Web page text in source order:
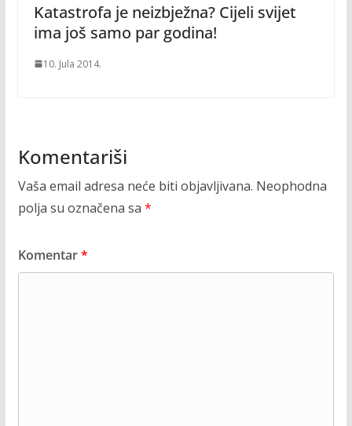
Katastrofa je neizbježna? Cijeli svijet
ima još samo par godina!
10. Jula 2014.
Komentariši
Vaša email adresa neće biti objavljivana. Neophodna
polja su označena sa *
Komentar*